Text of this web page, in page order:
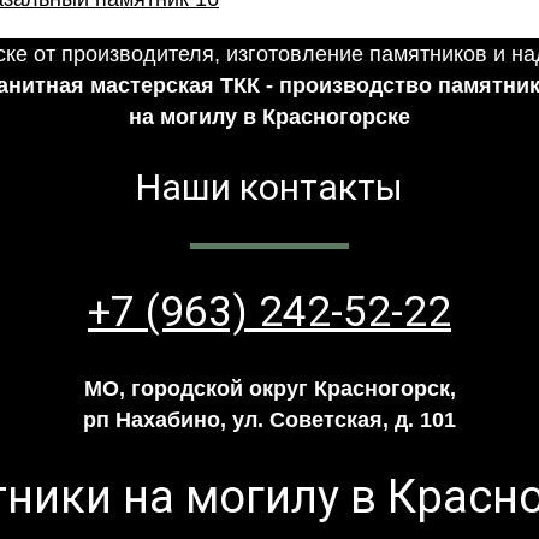
мастерская ТКК - производство
на могилу в Красногорске
Наши контакты
+7 (963) 242-52-22
МО, городской округ Красногорск,
рп Нахабино, ул. Советская, д. 101